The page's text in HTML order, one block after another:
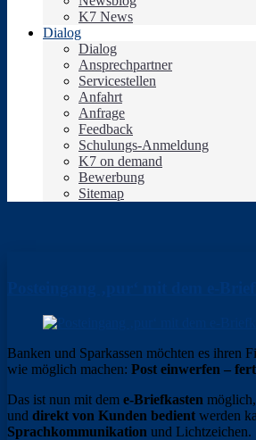
K7 News
Dialog
Dialog
Ansprechpartner
Servicestellen
Anfahrt
Anfrage
Feedback
Schulungs-Anmeldung
K7 on demand
Bewerbung
Sitemap
Banken und Sparkassen möchten es ihren
wie möglich machen: Post einwerfen –
Das ist nun mit dem e-Briefkasten
und direkt von Kunden bedient werden
Sprachkommunikation und Lichtzeichen.